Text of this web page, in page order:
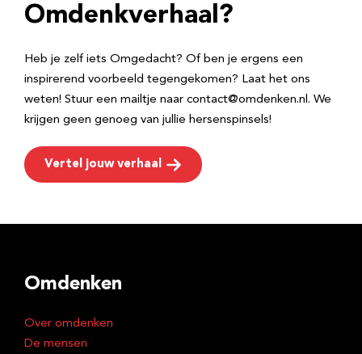
e
Omdenkverhaal?
Heb je zelf iets Omgedacht? Of ben je ergens een
inspirerend voorbeeld tegengekomen? Laat het ons
weten! Stuur een mailtje naar contact@omdenken.nl. We
krijgen geen genoeg van jullie hersenspinsels!
Vertel jouw verhaal
Omdenken
Over omdenken
De mensen